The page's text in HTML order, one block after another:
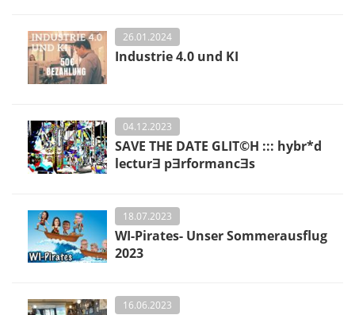
26.01.2024
Industrie 4.0 und KI
04.12.2023
SAVE THE DATE GLIT©H ::: hybr*d
lecturƎ pƎrformancƎs
18.07.2023
WI-Pirates- Unser Sommerausflug
2023
16.06.2023